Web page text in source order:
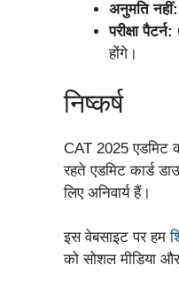
अनुमति नहीं:
परीक्षा पैटर्न:
होंगे।
निष्कर्ष
CAT 2025 एडमिट
रहते एडमिट कार्ड
लिए अनिवार्य हैं।
इस वेबसाइट पर हम
को सोशल मीडिया